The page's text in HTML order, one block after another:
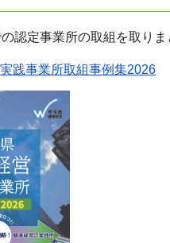
認定事業所の取組を取りま
践事業所取組事例集2026